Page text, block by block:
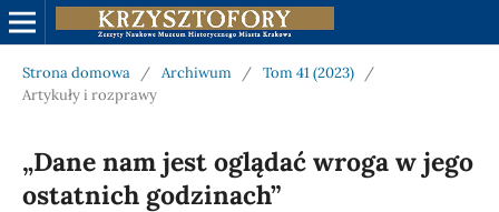
Strona domowa / Archiwum / Tom 41 (2023)
/
Artykuły i rozprawy
„Dane nam jest oglądać wroga w jego
ostatnich godzinach”